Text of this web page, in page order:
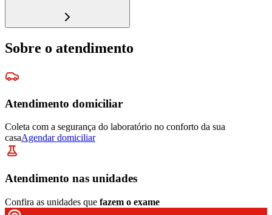
Sobre o atendimento
Atendimento domiciliar
Coleta com a segurança do laboratório no conforto da sua
casaAgendar domiciliar
Atendimento nas unidades
Confira as unidades que fazem o exame